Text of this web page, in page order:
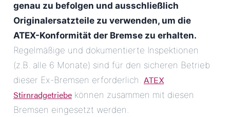
genau zu befolgen und ausschließlich
Originalersatzteile zu verwenden, um die
ATEX-Konformität der Bremse zu erhalten.
Regelmäßige und dokumentierte Inspektionen
(z.B. alle 6 Monate) sind für den sicheren Betrieb
dieser Ex-Bremsen erforderlich. ATEX
Stirnradgetriebe können zusammen mit diesen
Bremsen eingesetzt werden.